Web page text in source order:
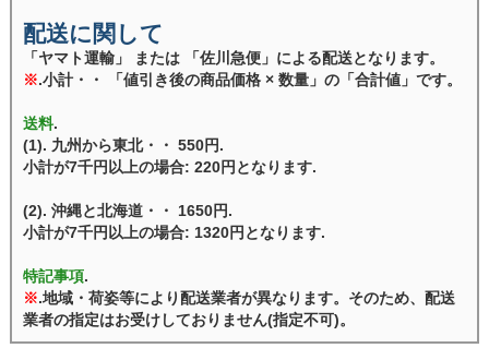
配送に関して
「ヤマト運輸」 または 「佐川急便」による配送となります。
※.小計・・ 「値引き後の商品価格 × 数量」の「合計値」です。
送料.
(1). 九州から東北・・ 550円.
小計が7千円以上の場合: 220円となります.
(2). 沖縄と北海道・・ 1650円.
小計が7千円以上の場合: 1320円となります.
特記事項.
※.地域・荷姿等により配送業者が異なります。そのため、配送
業者の指定はお受けしておりません(指定不可)。